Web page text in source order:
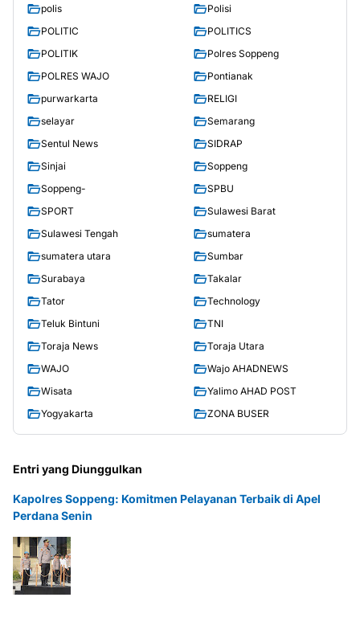
polis
Polisi
POLITIC
POLITICS
POLITIK
Polres Soppeng
POLRES WAJO
Pontianak
purwarkarta
RELIGI
selayar
Semarang
Sentul News
SIDRAP
Sinjai
Soppeng
Soppeng-
SPBU
SPORT
Sulawesi Barat
Sulawesi Tengah
sumatera
sumatera utara
Sumbar
Surabaya
Takalar
Tator
Technology
Teluk Bintuni
TNI
Toraja News
Toraja Utara
WAJO
Wajo AHADNEWS
Wisata
Yalimo AHAD POST
Yogyakarta
ZONA BUSER
Entri yang Diunggulkan
Kapolres Soppeng: Komitmen Pelayanan Terbaik di Apel
Perdana Senin